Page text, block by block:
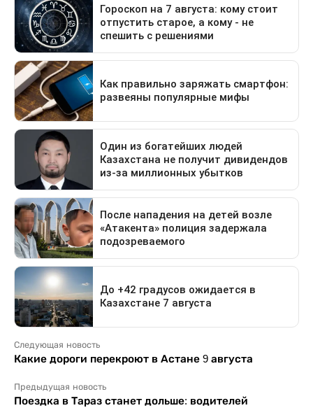
Следующая новость
Какие дороги перекроют в Астане 9 августа
Предыдущая новость
Поездка в Тараз станет дольше: водителей